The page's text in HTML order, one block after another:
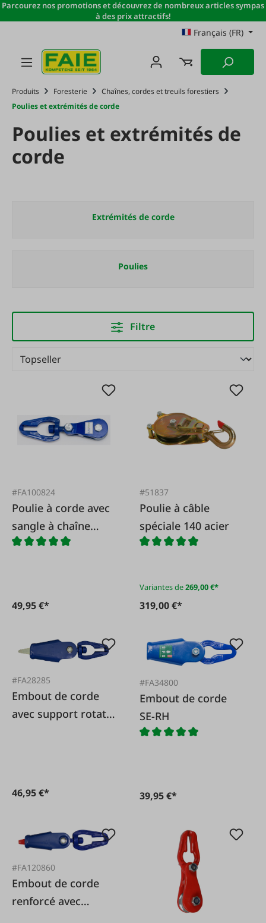
Passer au contenu principal
Parcourez nos promotions et découvrez de nombreux articles sympas
à des prix attractifs!
Français (FR)
Produits Foresterie
Chaînes, cordes et treuils forestiers
Poulies et extrémités de corde
Poulies et extrémités de
corde
Extrémités de corde
Poulies
Filtre
#FA100824
Poulie à corde avec
sangle à chaîne
rotative
49,95 €*
#51837
Poulie à câble
spéciale 140 acier
Variantes de269,00 €*
319,00 €*
#FA28285
Embout de corde
avec support rotatif
46,95 €*
#FA34800
Embout de corde
SE-RH
39,95 €*
#FA120860
Embout de corde
renforcé avec